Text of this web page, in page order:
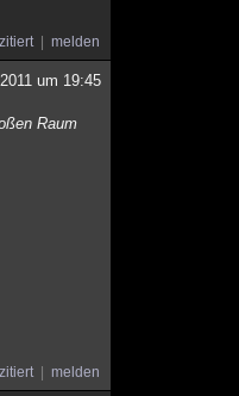
melden
um 19:45
Raum
melden